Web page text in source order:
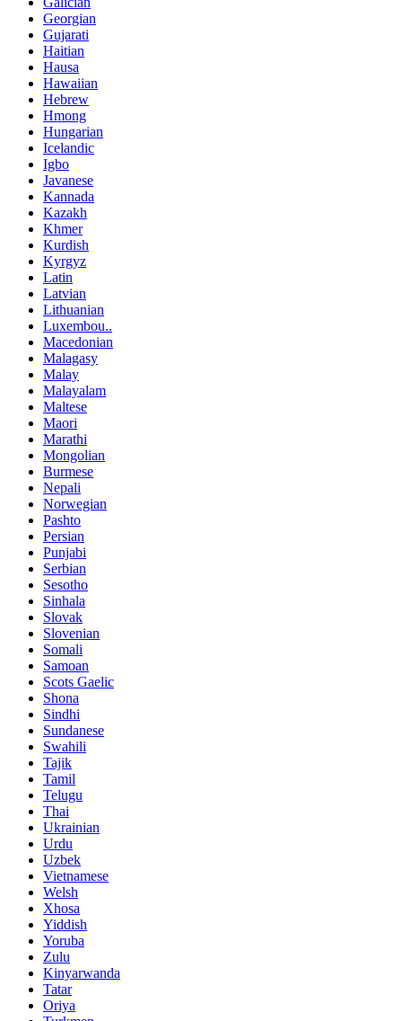
Georgian
Gujarati
Haitian
Hausa
Hawaiian
Hebrew
Hmong
Hungarian
Icelandic
Igbo
Javanese
Kannada
Kazakh
Khmer
Kurdish
Kyrgyz
Latin
Latvian
Lithuanian
Luxembou..
Macedonian
Malagasy
Malay
Malayalam
Maltese
Maori
Marathi
Mongolian
Burmese
Nepali
Norwegian
Pashto
Persian
Punjabi
Serbian
Sesotho
Sinhala
Slovak
Slovenian
Somali
Samoan
Scots Gaelic
Shona
Sindhi
Sundanese
Swahili
Tajik
Tamil
Telugu
Thai
Ukrainian
Urdu
Uzbek
Vietnamese
Welsh
Xhosa
Yiddish
Yoruba
Zulu
Kinyarwanda
Tatar
Oriya